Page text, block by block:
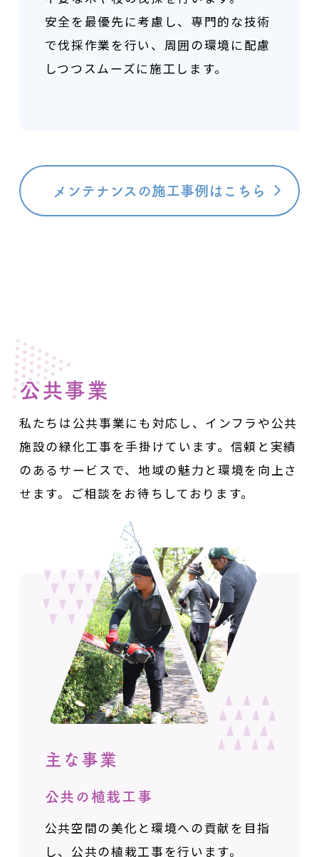
安全を最優先に考慮し、専門的な技術
で伐採作業を行い、 周囲の環境に配慮
しつつスムーズに施工します。
メンテナンスの施工事例はこちら
公共事業
私たちは公共事業にも対応し、インフラや公共
施設の緑化工事を手掛けています。 信頼と実績
のあるサービスで、地域の魅力と環境を向上さ
せます。
ご相談をお待ちしております。
主な事業
公共の植栽工事
公共空間の美化と環境への貢献を目指
し、 公共の植栽工事を行います。